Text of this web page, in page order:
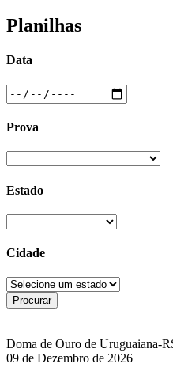
Planilhas
Data
Prova
Estado
Cidade
Doma de Ouro de Uruguaiana-
09 de Dezembro de 2026